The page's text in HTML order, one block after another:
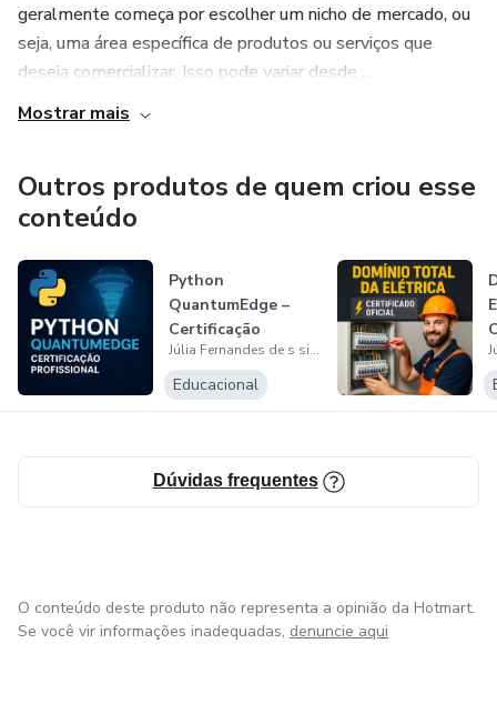
geralmente começa por escolher um nicho de mercado, ou
seja, uma área específica de produtos ou serviços que
deseja comercializar. Isso pode variar desde ...
Mostrar mais
Outros produtos de quem criou esse
conteúdo
Python
QuantumEdge –
Certificação
Profissional
Júlia Fernandes de s silva
Educacional
Dúvidas frequentes
O conteúdo deste produto não representa a opinião da Hotmart.
Se você vir informações inadequadas, denuncie aqui